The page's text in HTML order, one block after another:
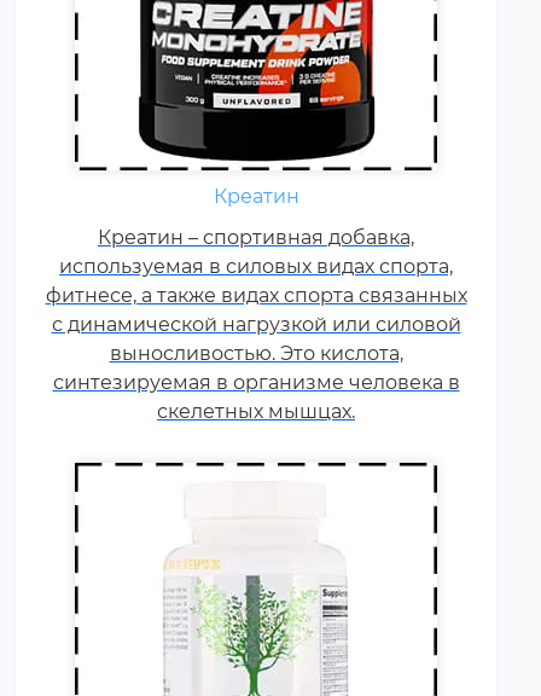
Креатин
Креатин – спортивная добавка,
используемая в силовых видах спорта,
фитнесе, а также видах спорта связанных
с динамической нагрузкой или силовой
выносливостью. Это кислота,
синтезируемая в организме человека в
скелетных мышцах.
Ежедневно каждому
витамины группы В, карнитин –
витамин Т, витамины С, D, E, F.
Постоянные тренировки,
физические и психологические
нагрузки, соревнования
увеличивают суточную норму
витаминов и минералов в 1,5-2